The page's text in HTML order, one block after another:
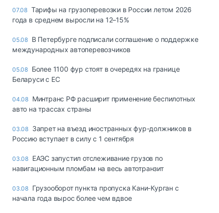
07.08 Тарифы на грузоперевозки в России летом 2026
года в среднем выросли на 12–15%
05.08 В Петербурге подписали соглашение о поддержке
международных автоперевозчиков
05.08 Более 1100 фур стоят в очередях на границе
Беларуси с ЕС
04.08 Минтранс РФ расширит применение беспилотных
авто на трассах страны
03.08 Запрет на въезд иностранных фур-должников в
Россию вступает в силу с 1 сентября
03.08 ЕАЭС запустил отслеживание грузов по
навигационным пломбам на весь автотранзит
03.08 Грузооборот пункта пропуска Кани-Курган с
начала года вырос более чем вдвое